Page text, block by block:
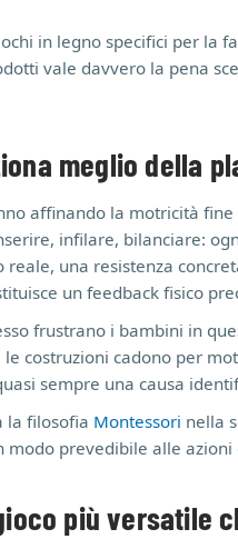
in legno specifici per la
vale davvero la pena
meglio della
affinando la motricità
infilare, bilanciare:
una resistenza
un feedback fisico
frustrano i bambini in
costruzioni cadono per
sempre una causa
la filosofia Montessori nella
modo prevedibile alle azioni
più versatile